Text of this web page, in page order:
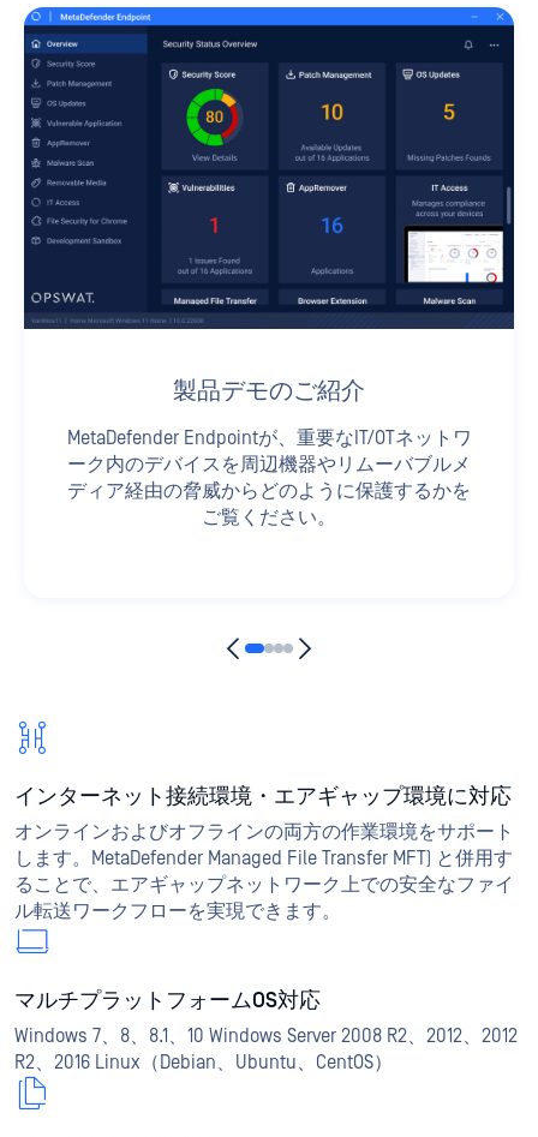
製品デモのご紹介
MetaDefender Endpointが、重要なIT/OTネットワ
ーク内のデバイスを周辺機器やリムーバブルメ
ディア経由の脅威からどのように保護するかを
ご覧ください。
インターネット接続環境・エアギャップ環境に対応
オンラインおよびオフラインの両方の作業環境をサポート
します。MetaDefender Managed File Transfer MFT) と併用す
ることで、エアギャップネットワーク上での安全なファイ
ル転送ワークフローを実現できます。
マルチプラットフォームOS対応
Windows 7、8、8.1、10 Windows Server 2008 R2、2012、2012
R2、2016 Linux（Debian、Ubuntu、CentOS）